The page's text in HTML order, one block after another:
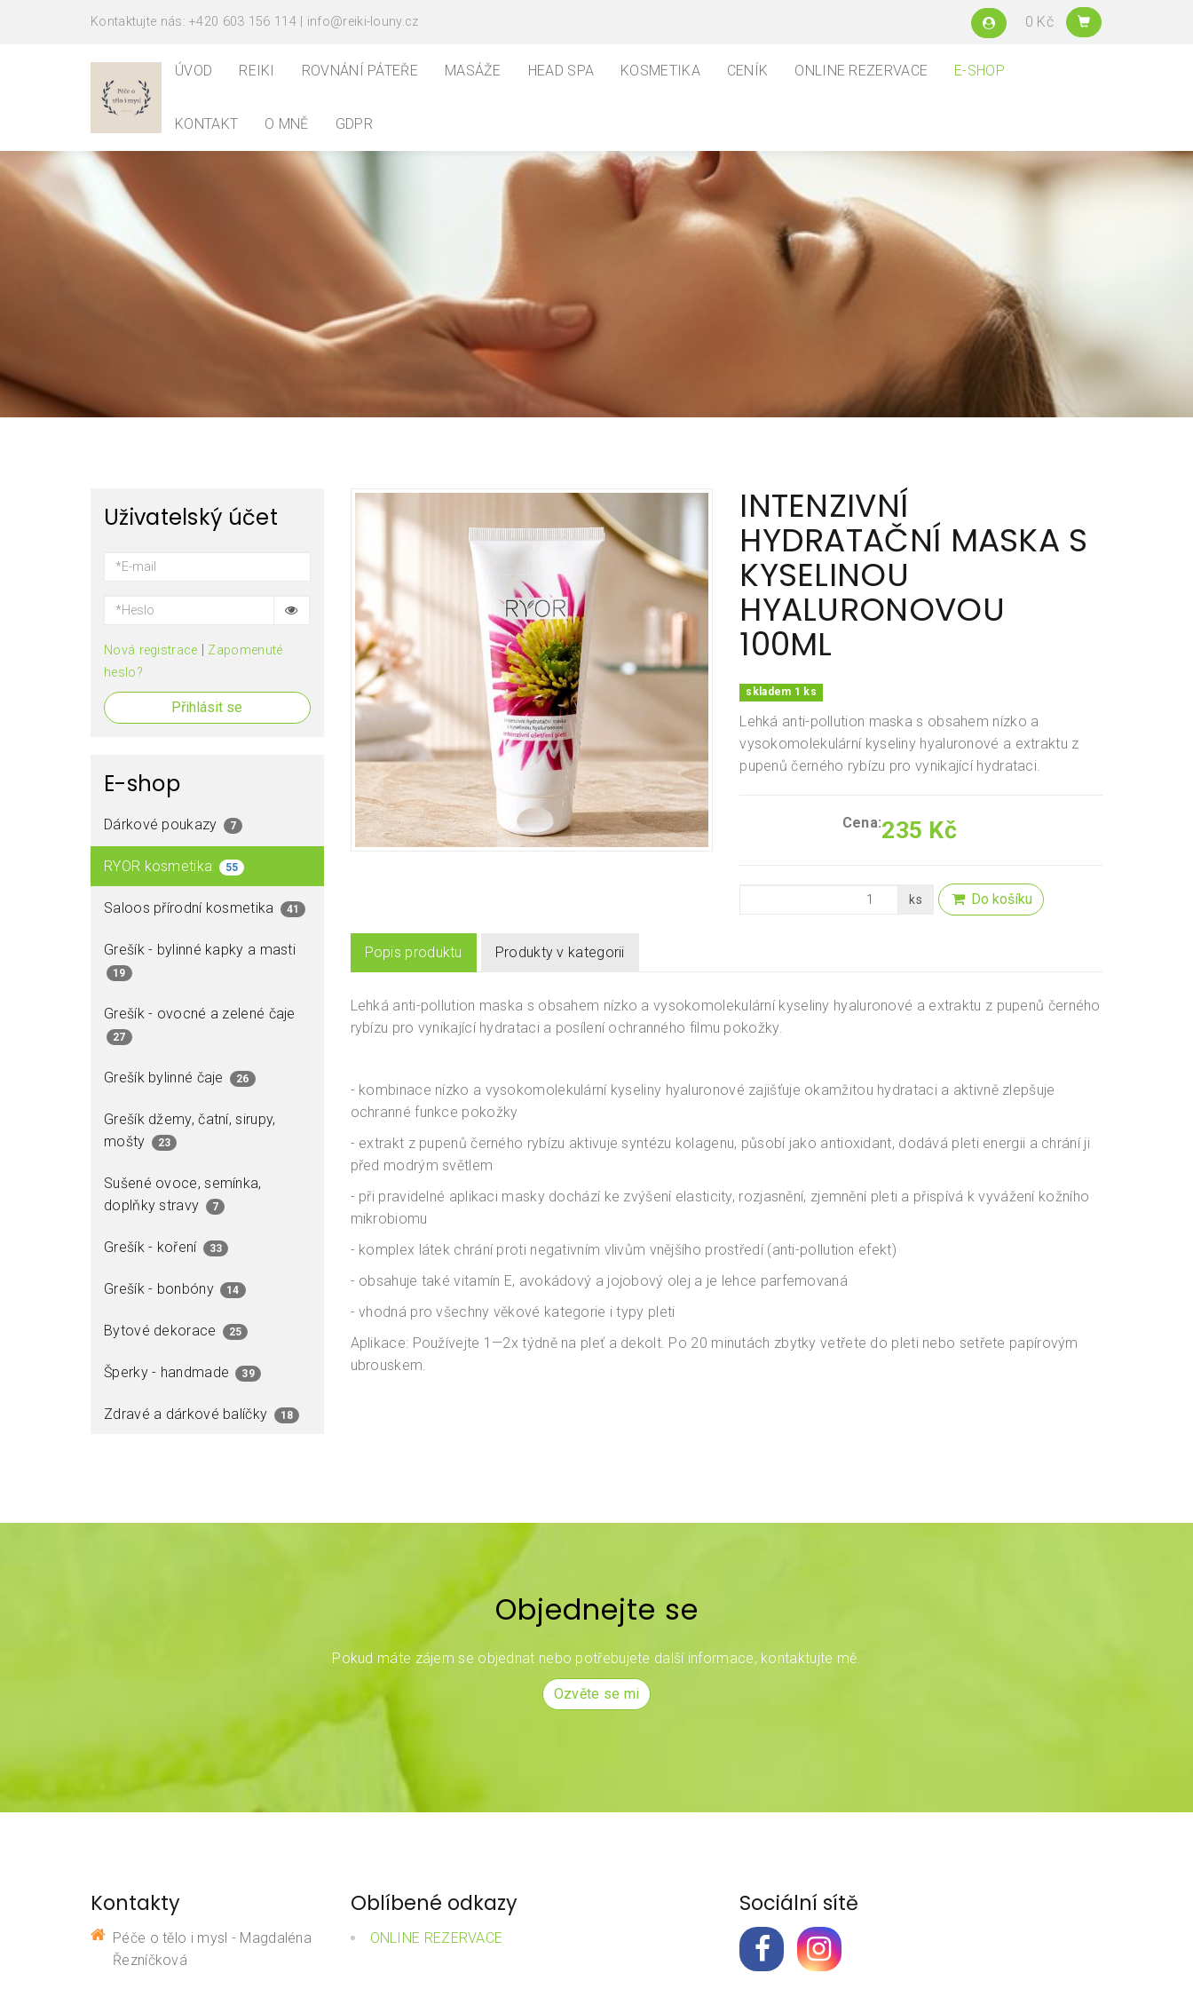
Kontaktujte nás: +420 603 156 114 | info@reiki-louny.cz 0 Kč
ÚVOD REIKI ROVNÁNÍ PÁTEŘE MASÁŽE HEAD SPA KOSMETIKA CENÍK ONLINE REZERVACE E-SHOP
KONTAKT O MNĚ GDPR
Uživatelský účet
Nová registrace | Zapomenuté
heslo?
Přihlásit se
E-shop
Dárkové poukazy 7
RYOR kosmetika 55
Saloos přírodní kosmetika 41
Grešík - bylinné kapky a masti
19
Grešík - ovocné a zelené čaje
27
Grešík bylinné čaje 26
Grešík džemy, čatní, sirupy,
mošty
23
Sušené ovoce, semínka,
doplňky stravy
7
Grešík - koření 33
Grešík - bonbóny 14
Bytové dekorace 25
Šperky - handmade 39
Zdravé a dárkové balíčky 18
INTENZIVNÍ
HYDRATAČNÍ MASKA S
KYSELINOU
HYALURONOVOU
100ML
skladem 1 ks
Lehká anti-pollution maska s obsahem nízko a
vysokomolekulární kyseliny hyaluronové a extraktu z
pupenů černého rybízu pro vynikající hydrataci.
Cena:235 Kč
ks Do košíku
Popis produktu Produkty v kategorii
Lehká anti-pollution maska s obsahem nízko a vysokomolekulární kyseliny hyaluronové a extraktu z pupenů černého
rybízu pro vynikající hydrataci a posílení ochranného filmu pokožky.
- kombinace nízko a vysokomolekulární kyseliny hyaluronové zajišťuje okamžitou hydrataci a aktivně zlepšuje
ochranné funkce pokožky
- extrakt z pupenů černého rybízu aktivuje syntézu kolagenu, působí jako antioxidant, dodává pleti energii a chrání ji
před modrým světlem
- při pravidelné aplikaci masky dochází ke zvýšení elasticity, rozjasnění, zjemnění pleti a přispívá k vyvážení kožního
mikrobiomu
- komplex látek chrání proti negativním vlivům vnějšího prostředí (anti-pollution efekt)
- obsahuje také vitamín E, avokádový a jojobový olej a je lehce parfemovaná
- vhodná pro všechny věkové kategorie i typy pleti
Aplikace: Používejte 1—2x týdně na pleť a dekolt. Po 20 minutách zbytky vetřete do pleti nebo setřete papírovým
ubrouskem.
Objednejte se
Pokud máte zájem se objednat nebo potřebujete další informace, kontaktujte mě.
Ozvěte se mi
Kontakty
Péče o tělo i mysl - Magdaléna
Řezníčková
Oblíbené odkazy
ONLINE REZERVACE
Sociální sítě